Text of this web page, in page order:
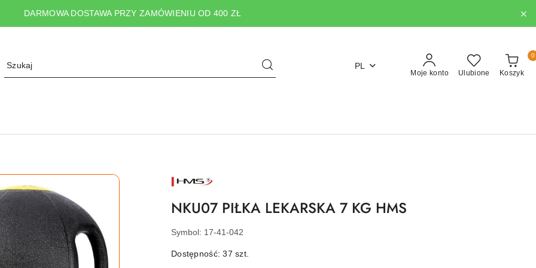
DARMOWA DOSTAWA PRZY ZAMÓWIENIU OD 400 ZŁ
PL
Moje konto Ulubione Koszyk
0
NAZWA
PRODUCENTA:
NKU07 PIŁKA LEKARSKA 7 KG HMS
Symbol: 17-41-042
Dostępność:37szt.